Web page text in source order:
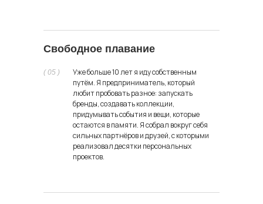
Свободное плавание
Уже больше 10 лет я иду собственным
путём. Я предприниматель, который
любит пробовать разное: запускать
бренды, создавать коллекции,
придумывать события и вещи, которые
остаются в памяти. Я собрал вокруг себя
сильных партнёров и друзей, с которыми
реализовал десятки персональных
проектов.
( 05 )